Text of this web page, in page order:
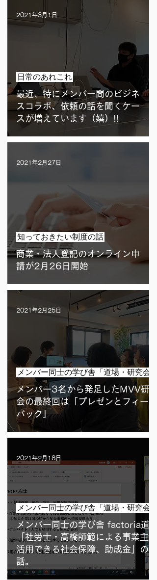
最近、特にメンバー間のビジネ
スコラボ、依頼の話を聞くケー
スが増えています（嬉）!!
日常のあれこれ
2021年3月1日
商業・法人登記のオンライン申
請が2月26日開始
知っておきたい制度の話
2021年2月27日
メンバー3名から発足したMVV研究
会の最終回は「プレゼンとフィード
バック」
メンバー同士の学び舎「道場・研究会」
2021年2月25日
メンバー同士の学び舎 factoria道場
「社労士・高橋師範による事業主が
活用できる社会保障、助成金」のお
話。
メンバー同士の学び舎「道場・研究会」
2021年2月18日